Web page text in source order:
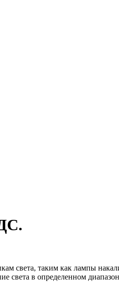
таким как лампы
света в определенном